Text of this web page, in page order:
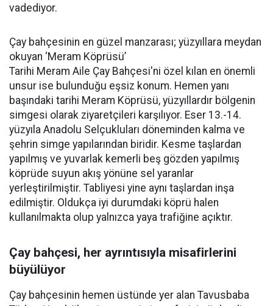
vadediyor.
Çay bahçesinin en güzel manzarası; yüzyıllara meydan
okuyan ‘Meram Köprüsü’
Tarihi Meram Aile Çay Bahçesi'ni özel kılan en önemli
unsur ise bulunduğu eşsiz konum. Hemen yanı
başındaki tarihi Meram Köprüsü, yüzyıllardır bölgenin
simgesi olarak ziyaretçileri karşılıyor. Eser 13.-14.
yüzyıla Anadolu Selçukluları döneminden kalma ve
şehrin simge yapılarından biridir. Kesme taşlardan
yapılmış ve yuvarlak kemerli beş gözden yapılmış
köprüde suyun akış yönüne sel yaranlar
yerleştirilmiştir. Tabliyesi yine aynı taşlardan inşa
edilmiştir. Oldukça iyi durumdaki köprü halen
kullanılmakta olup yalnızca yaya trafiğine açıktır.
Çay bahçesi, her ayrıntısıyla misafirlerini
büyülüyor
Çay bahçesinin hemen üstünde yer alan Tavusbaba